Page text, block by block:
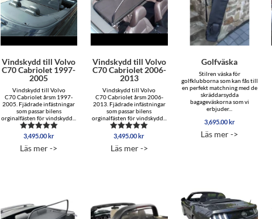
Vindskydd till Volvo
C70 Cabriolet 1997-
2005
Vindskydd till Volvo
C70 Cabriolet årsm 1997-
2005. Fjädrade infästningar
som passar bilens
orginalfästen för vindskydd...
Betygsatt
av 5
3,495.00kr
Läs mer ->
Vindskydd till Volvo
C70 Cabriolet 2006-
2013
Vindskydd till Volvo
C70 Cabriolet årsm 2006-
2013. Fjädrade infästningar
som passar bilens
orginalfästen för vindskydd...
Betygsatt
av 5
3,495.00kr
Läs mer ->
Golfväska
Stilren väska för
golfklubborna som kan fås till
en perfekt matchning med de
skräddarsydda
bagageväskorna som vi
erbjuder...
3,695.00kr
Läs mer ->